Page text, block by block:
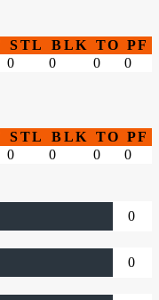
STL BLK TO PF
0 0 0 0
STL BLK TO PF
0 0 0 0
0
0